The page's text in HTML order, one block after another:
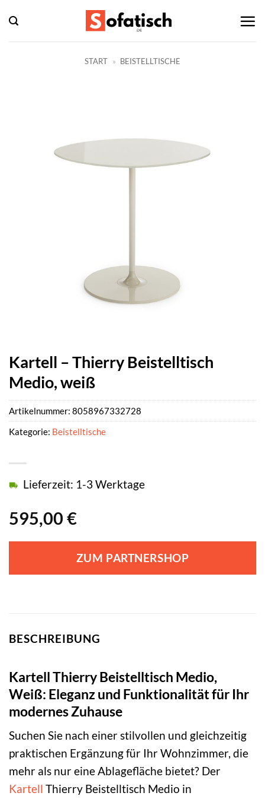
Inhalt
springen
START » BEISTELLTISCHE
Kartell – Thierry Beistelltisch
Medio, weiß
595,00 €
Lieferzeit: 1-3 Werktage
ZUM PARTNERSHOP
Artikelnummer: 8058967332728
Kategorie: Beistelltische
BESCHREIBUNG
Kartell Thierry Beistelltisch Medio,
Weiß: Eleganz und Funktionalität für Ihr
modernes Zuhause
Suchen Sie nach einer stilvollen und gleichzeitig
praktischen Ergänzung für Ihr Wohnzimmer, die
mehr als nur eine Ablagefläche bietet? Der
Kartell Thierry Beistelltisch Medio in